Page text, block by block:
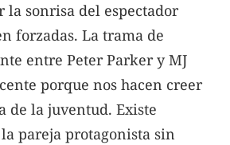
la sonrisa del espectador
forzadas. La trama de
entre Peter Parker y MJ
porque nos hacen creer
de la juventud. Existe
pareja protagonista sin